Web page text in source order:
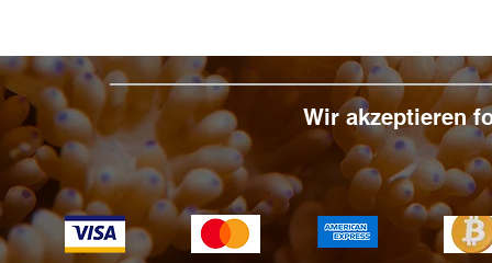
Wir akzeptieren